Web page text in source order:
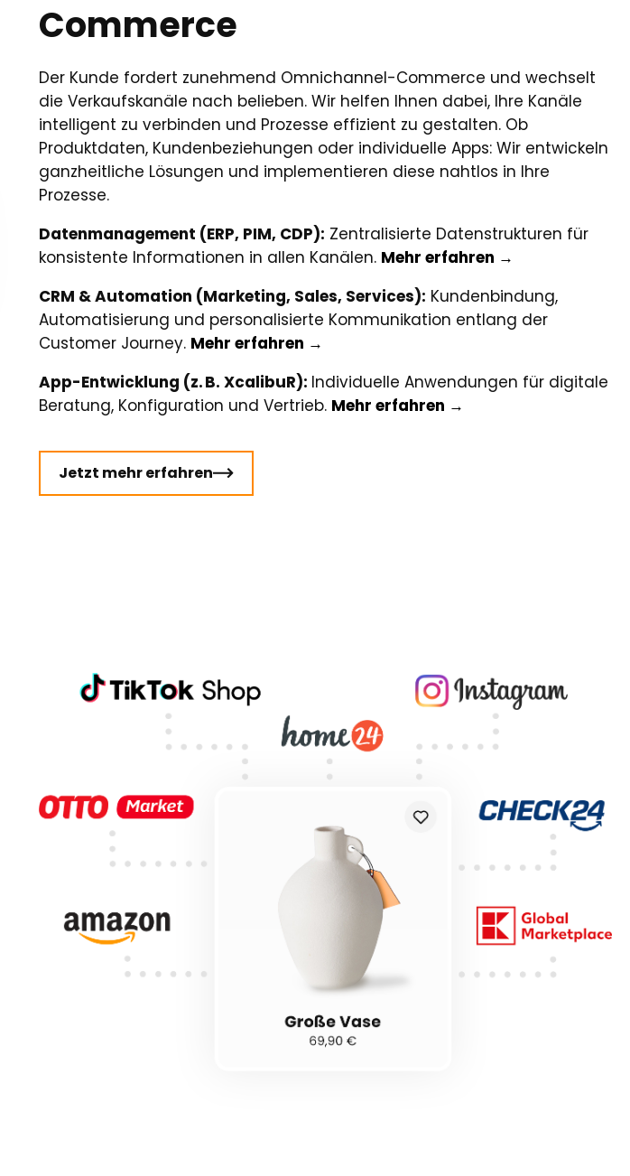
Commerce
Der Kunde fordert zunehmend Omnichannel-Commerce und wechselt
die Verkaufskanäle nach belieben. Wir helfen Ihnen dabei, Ihre Kanäle
intelligent zu verbinden und Prozesse effizient zu gestalten. Ob
Produktdaten, Kundenbeziehungen oder individuelle Apps: Wir entwickeln
ganzheitliche Lösungen und implementieren diese nahtlos in Ihre
Prozesse.
Datenmanagement (ERP, PIM, CDP): Zentralisierte Datenstrukturen für
konsistente Informationen in allen Kanälen. Mehr erfahren →
CRM & Automation (Marketing, Sales, Services): Kundenbindung,
Automatisierung und personalisierte Kommunikation entlang der
Customer Journey. Mehr erfahren →
App-Entwicklung (z. B. XcalibuR): Individuelle Anwendungen für digitale
Beratung, Konfiguration und Vertrieb. Mehr erfahren →
Jetzt mehr erfahren